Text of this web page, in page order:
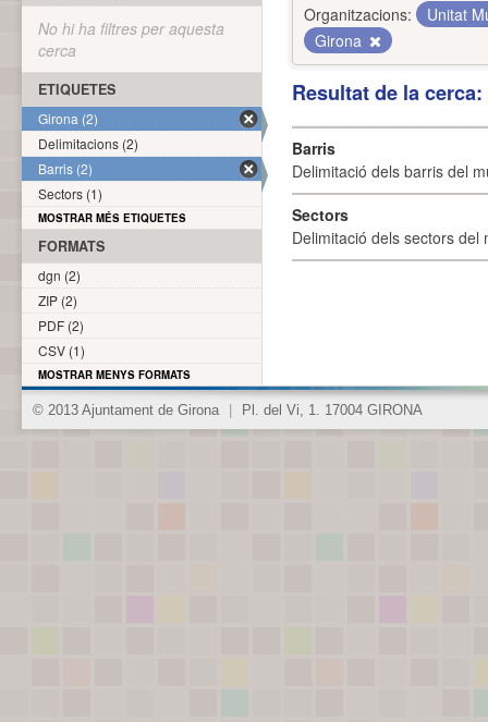
Organitzacions:
Unitat
Girona
Resultat de la
Barris
Delimitació dels barris del
Sectors
Delimitació dels sectors del
No hi ha filtres per aquesta
cerca
ETIQUETES
Girona (2)
Delimitacions (2)
Barris (2)
Sectors (1)
MOSTRAR MÉS ETIQUETES
FORMATS
dgn (2)
ZIP (2)
PDF (2)
CSV (1)
MOSTRAR MENYS FORMATS
© 2013 Ajuntament de Girona Pl. del Vi, 1. 17004 GIRONA